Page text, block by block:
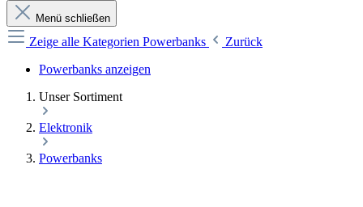
Menü schließen
Zeige alle Kategorien Powerbanks
Zurück
Powerbanks anzeigen
Unser Sortiment
Elektronik
Powerbanks